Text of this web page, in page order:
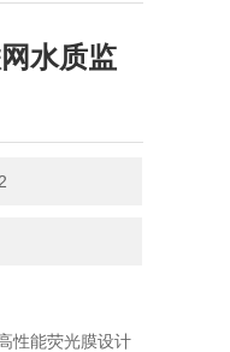
水质监
性能荧光膜设计